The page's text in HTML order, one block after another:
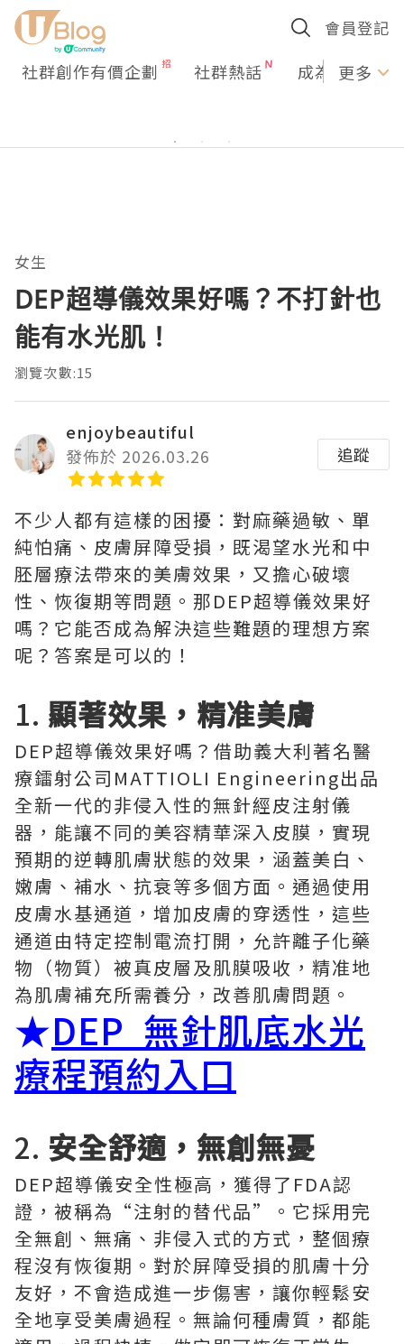
會員登記
社群創作有價企劃 社群熱話 成為U更多
女生
DEP超導儀效果好嗎？不打針也
能有水光肌！
瀏覽次數:15
enjoybeautiful
發佈於 2026.03.26
追蹤
不少人都有這樣的困擾：對麻藥過敏、單
純怕痛、皮膚屏障受損，既渴望水光和中
胚層療法帶來的美膚效果，又擔心破壞
性、恢復期等問題。那DEP超導儀效果好
嗎？它能否成為解決這些難題的理想方案
呢？答案是可以的！
1. 顯著效果，精准美膚
DEP超導儀效果好嗎？借助義大利著名醫
療鐳射公司MATTIOLI Engineering出品
全新一代的非侵入性的無針經皮注射儀
器，能讓不同的美容精華深入皮膜，實現
預期的逆轉肌膚狀態的效果，涵蓋美白、
嫩膚、補水、抗衰等多個方面。通過使用
皮膚水基通道，增加皮膚的穿透性，這些
通道由特定控制電流打開，允許離子化藥
物（物質）被真皮層及肌膜吸收，精准地
為肌膚補充所需養分，改善肌膚問題。
★DEP 無針肌底水光
療程預約入口
2. 安全舒適，無創無憂
DEP超導儀安全性極高，獲得了FDA認
證，被稱為“注射的替代品”。它採用完
全無創、無痛、非侵入式的方式，整個療
程沒有恢復期。對於屏障受損的肌膚十分
友好，不會造成進一步傷害，讓你輕鬆安
全地享受美膚過程。無論何種膚質，都能